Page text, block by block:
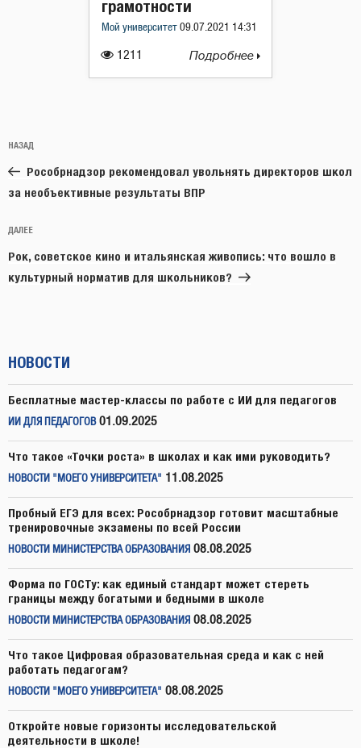
1211
грамотности
Мой университет 09.07.2021 14:31
Подробнее
по
записям
Предыдущая
запись:
НАЗАД
Рособрнадзор рекомендовал увольнять директоров школ
за необъективные результаты ВПР
Следующая
запись
ДАЛЕЕ
Рок, советское кино и итальянская живопись: что вошло в
культурный норматив для школьников?
НОВОСТИ
Бесплатные мастер-классы по работе с ИИ для педагогов
ИИ ДЛЯ ПЕДАГОГОВ 01.09.2025
Что такое «Точки роста» в школах и как ими руководить?
НОВОСТИ "МОЕГО УНИВЕРСИТЕТА" 11.08.2025
Пробный ЕГЭ для всех: Рособрнадзор готовит масштабные
тренировочные экзамены по всей России
НОВОСТИ МИНИСТЕРСТВА ОБРАЗОВАНИЯ 08.08.2025
Форма по ГОСТу: как единый стандарт может стереть
границы между богатыми и бедными в школе
НОВОСТИ МИНИСТЕРСТВА ОБРАЗОВАНИЯ 08.08.2025
Что такое Цифровая образовательная среда и как с ней
работать педагогам?
НОВОСТИ "МОЕГО УНИВЕРСИТЕТА" 08.08.2025
Откройте новые горизонты исследовательской
деятельности в школе!